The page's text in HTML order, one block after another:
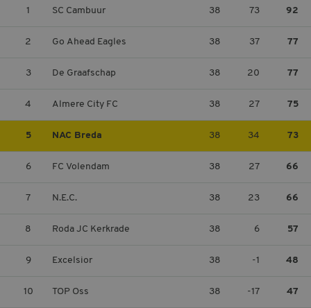
MELDPUNT SUPPORTERSZAKEN
CONTACT
1 SC Cambuur 38 73 92
2 Go Ahead Eagles 38 37 77
3 De Graafschap 38 20 77
4 Almere City FC 38 27 75
5 NAC Breda 38 34 73
6 FC Volendam 38 27 66
7 N.E.C. 38 23 66
8 Roda JC Kerkrade 38 6 57
9 Excelsior 38 -1 48
10 TOP Oss 38 -17 47